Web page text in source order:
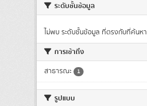
ระดับชั้นข้อมูล
ไม่พบ ระดับชั้นข้อมูล ที่ตรงกับที่ค้นหา
การเข้าถึง
สาธารณะ 1
รูปแบบ